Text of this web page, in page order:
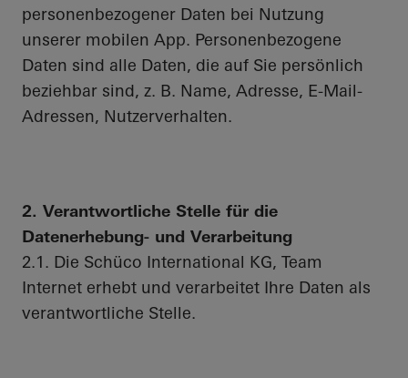
personenbezogener Daten bei Nutzung
unserer mobilen App. Personenbezogene
Daten sind alle Daten, die auf Sie persönlich
beziehbar sind, z. B. Name, Adresse, E-Mail-
Adressen, Nutzerverhalten.
2. Verantwortliche Stelle für die
Datenerhebung- und Verarbeitung
2.1. Die Schüco International KG, Team
Internet erhebt und verarbeitet Ihre Daten als
verantwortliche Stelle.